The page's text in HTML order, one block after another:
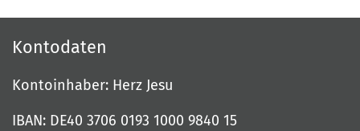
Kontodaten
Kontoinhaber: Herz Jesu
IBAN: DE40 3706 0193 1000 9840 15